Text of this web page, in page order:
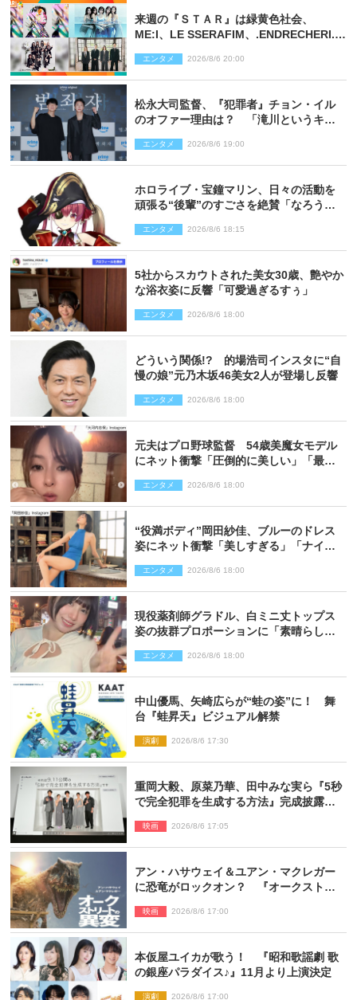
来週の『ＳＴＡＲ』は緑黄色社会、
ME:I、LE SSERAFIM、.ENDRECHERI.が
エンタメ 2026/8/6 20:00
松永大司監督、『犯罪者』チョン・イル
のオファー理由は？ 「滝川というキャ
かった」
エンタメ 2026/8/6 19:00
ホロライブ・宝鐘マリン、日々の活動を
頑張る“後輩”のすごさを絶賛「なろう系
エンタメ 2026/8/6 18:15
5社からスカウトされた美女30歳、艶やか
な浴衣姿に反響「可愛過ぎるすぅ」
エンタメ 2026/8/6 18:00
どういう関係!? 的場浩司インスタに“自
慢の娘”元乃木坂46美女2人が登場し反響
エンタメ 2026/8/6 18:00
元夫はプロ野球監督 54歳美魔女モデル
にネット衝撃「圧倒的に美しい」「最強
エンタメ 2026/8/6 18:00
“役満ボディ”岡田紗佳、ブルーのドレス
姿にネット衝撃「美しすぎる」「ナイ
エンタメ 2026/8/6 18:00
現役薬剤師グラドル、白ミニ丈トップス
姿の抜群プロポーションに「素晴らしす
エンタメ 2026/8/6 18:00
中山優馬、矢崎広らが“蛙の姿”に！ 舞
台『蛙昇天』ビジュアル解禁
演劇 2026/8/6 17:30
重岡大毅、原菜乃華、田中みな実ら『5秒
で完全犯罪を生成する方法』完成披露に
映画 2026/8/6 17:05
アン・ハサウェイ＆ユアン・マクレガー
に恐竜がロックオン？ 『オークストリ
解禁
映画 2026/8/6 17:00
本仮屋ユイカが歌う！ 『昭和歌謡劇 歌
の銀座パラダイス♪』11月より上演決定
演劇 2026/8/6 17:00